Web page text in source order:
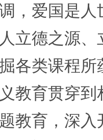
，爱国是
立德之源
各类课程
教育贯穿
教育，深入